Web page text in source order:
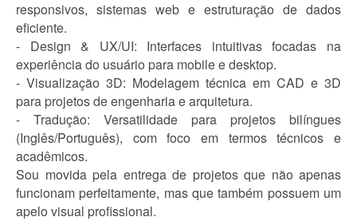
responsivos, sistemas web e estruturação de dados
eficiente.
- Design & UX/UI: Interfaces intuitivas focadas na
experiência do usuário para mobile e desktop.
- Visualização 3D: Modelagem técnica em CAD e 3D
para projetos de engenharia e arquitetura.
- Tradução: Versatilidade para projetos bilíngues
(Inglês/Português), com foco em termos técnicos e
acadêmicos.
Sou movida pela entrega de projetos que não apenas
funcionam perfeitamente, mas que também possuem um
apelo visual profissional.